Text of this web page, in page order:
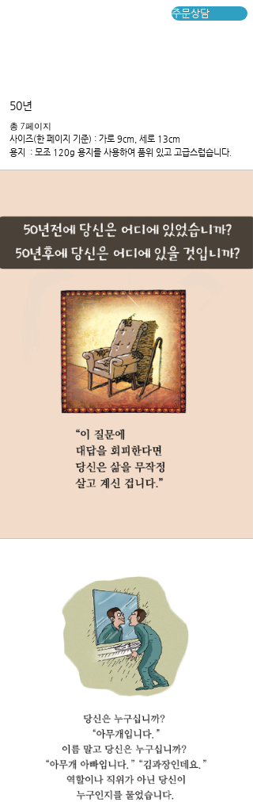
주문상담
50년
​총 7페이지
​사이즈(한 페이지 기준) : 가로 9cm, 세로 13cm
용지​ : 모조 120g 용지를 사용하여 품위 있고 고급스럽습니다.